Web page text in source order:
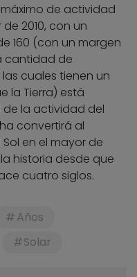
máximo de actividad
2010, con un
160 (con un margen
cantidad de
cuales tienen un
la Tierra) está
la actividad del
convertirá al
en el mayor de
historia desde que
cuatro siglos.
Años
Solar